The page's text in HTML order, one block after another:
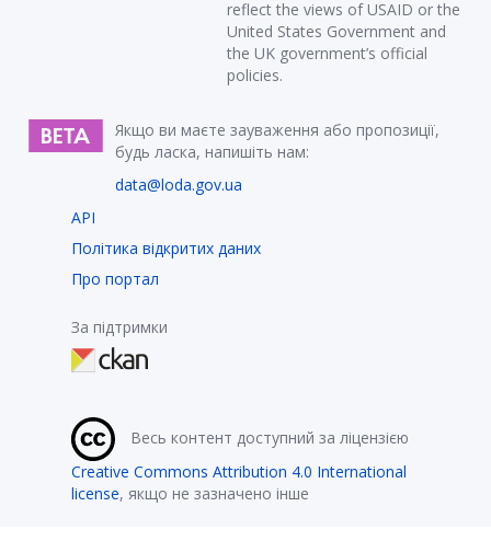
reflect the views of USAID or the
United States Government and
the UK government’s official
policies.
Якщо ви маєте зауваження або пропозиції,
будь ласка, напишіть нам:
data@loda.gov.ua
API
Політика відкритих даних
Про портал
За підтримки
Весь контент доступний за ліцензією
Creative Commons Attribution 4.0 International
license, якщо не зазначено інше